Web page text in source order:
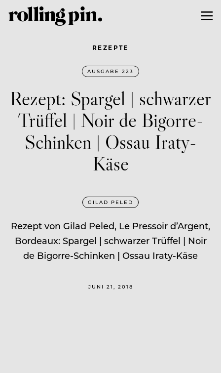
REZEPTE
AUSGABE 223
Rezept: Spargel | schwarzer
Trüffel | Noir de Bigorre-
Schinken | Ossau Iraty-
Käse
GILAD PELED
Rezept von Gilad Peled, Le Pressoir d’Argent,
Bordeaux: Spargel | schwarzer Trüffel | Noir
de Bigorre-Schinken | Ossau Iraty-Käse
JUNI 21, 2018